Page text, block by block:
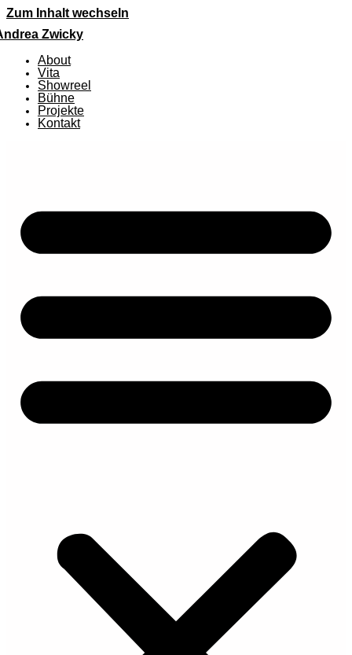
Zum Inhalt wechseln
Zwicky
About
Vita
Showreel
Bühne
Projekte
Kontakt